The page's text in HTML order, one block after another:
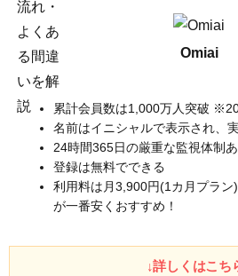
Omiai
累計会員数は1,000万人突破
名前はイニシャルで表示され、
24時間365日の厳重な監視体制あ
登録は無料でできる
利用料は月3,900円(1カ月プラ
が一番安くおすすめ！
↓詳しくはこち